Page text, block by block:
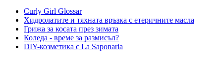
Curly Girl Glossar
Хидролатите и тяхната връзка с етеричните масла
Грижа за косата през зимата
Коледа - време за размисъл?
DIY-козметика с La Saponaria